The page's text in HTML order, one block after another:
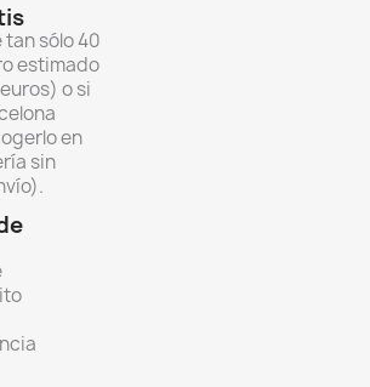
sólo 40
estimado
o si
en
sin